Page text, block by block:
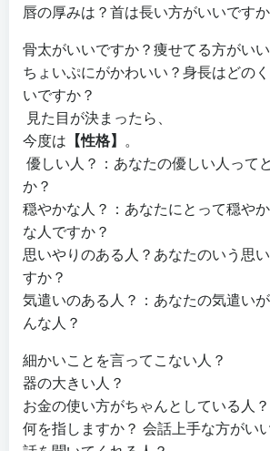
唇の厚みは？首は長い方がいいです
骨太がいいですか？痩せてる方がい
ちょいぷにがかわいい？身長はどの
いですか？
見た目が決まったら、
今度は 【性格】 。
優しい人？：あなたの優しい人って
か？
穏やかな人？：あなたにとって穏や
な人ですか？
思いやりのある人？あなたのいう思
すか？
気遣いのある人？：あなたの気遣い
んな人？
細かいことを言ってこない人？
器の大きい人？
お金の使い方がちゃんとしている人
何を指しますか？ 会話上手な方がい